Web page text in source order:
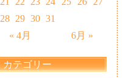
« 4月 6月 »
28 29 30 31
カテゴリー